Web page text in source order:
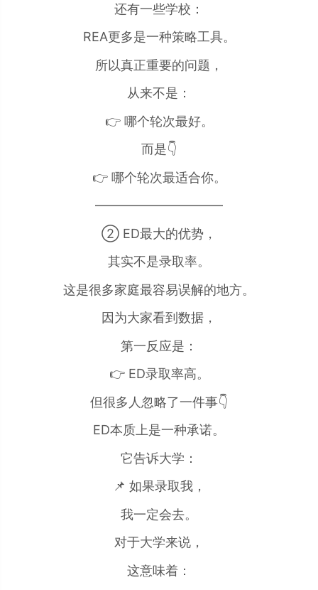
还有一些学校：
REA更多是一种策略工具。
所以真正重要的问题，
从来不是：
👉 哪个轮次最好。
而是👇
👉 哪个轮次最适合你。
——————————
② ED最大的优势，
其实不是录取率。
这是很多家庭最容易误解的地方。
因为大家看到数据，
第一反应是：
👉 ED录取率高。
但很多人忽略了一件事👇
ED本质上是一种承诺。
它告诉大学：
📌 如果录取我，
我一定会去。
对于大学来说，
这意味着：